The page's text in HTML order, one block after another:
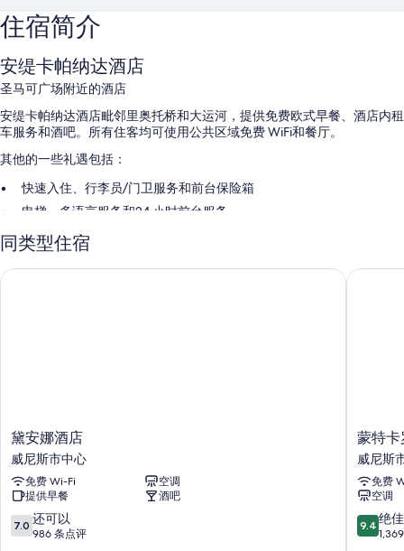
住宿简介
安缇卡帕纳达酒店
圣马可广场附近的酒店
安缇卡帕纳达酒店毗邻里奥托桥和大运河，提供免费欧式早餐、酒店内租
车服务和酒吧。所有住客均可使用公共区域免费 WiFi和餐厅。
其他的一些礼遇包括：
快速入住、行李员/门卫服务和前台保险箱
电梯、多语言服务和24 小时前台服务
无烟场所
LED 灯泡、暖气和每日客房清洁服务
同类型住宿
黛
安
娜
酒
店
威
尼
黛安娜酒店
威尼斯市中心
免费 Wi-Fi
空调
提供早餐
酒吧
7.0
分，
7.0 还可以
986 条点评
黛安娜酒店
蒙
特
卡
罗
酒
店
威
蒙特卡
威尼斯
免费
空调
9.4
分，
9.4 绝佳
蒙特卡